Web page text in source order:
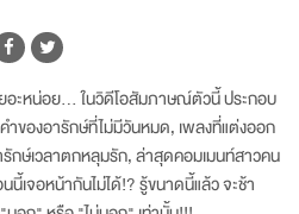
ยอะหน่อย... ในวิดีโอสัมภาษณ์ตัวนี้ ประกอบ
ำของอารักษ์ที่ไม่มีวันหมด, เพลงที่แต่งออก
กษ์เวลาตกหลุมรัก, ล่าสุดคอมเมนท์สาวคน
นี้เจอหน้ากันไม่ได้!? รู้ขนาดนี้แล้ว จะช้า